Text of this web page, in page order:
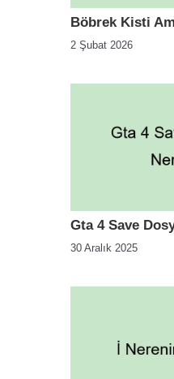
Böbrek Kisti
2 Şubat 2026
Gta 4 Save
30 Aralık 2025